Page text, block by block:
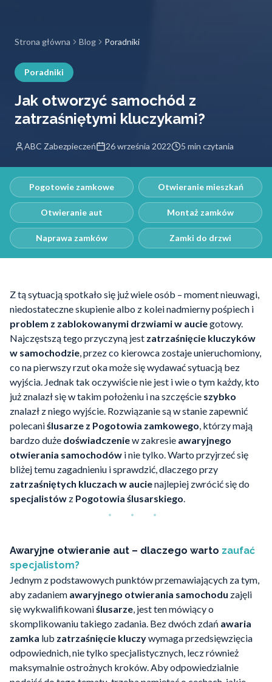
Strona główna Blog Poradniki
Poradniki
Jak otworzyć samochód z
zatrzaśniętymi kluczykami?
ABC Zabezpieczeń 26 września 2022 5 min czytania
Pogotowie zamkowe Otwieranie mieszkań
Otwieranie aut Montaż zamków
Naprawa zamków Zamki do drzwi
Z tą sytuacją spotkało się już wiele osób – moment nieuwagi,
niedostateczne skupienie albo z kolei nadmierny pośpiech i
problem z zablokowanymi drzwiami w auciegotowy.
Najczęstszą tego przyczyną jest zatrzaśnięcie kluczyków
w samochodzie, przez co kierowca zostaje unieruchomiony,
co na pierwszy rzut oka może się wydawać sytuacją bez
wyjścia. Jednak tak oczywiście nie jest i wie o tym każdy, kto
już znalazł się w takim położeniu i na szczęście szybko
znalazł z niego wyjście. Rozwiązanie są w stanie zapewnić
polecaniślusarze z Pogotowia zamkowego, którzy mają
bardzo duże doświadczeniew zakresie awaryjnego
otwierania samochodów i nie tylko. Warto przyjrzeć się
bliżej temu zagadnieniu i sprawdzić, dlaczego przy
zatrzaśniętych kluczach w aucienajlepiej zwrócić się do
specjalistów z Pogotowia ślusarskiego.
Awaryjne otwieranie aut – dlaczego warto zaufać
specjalistom?
Jednym z podstawowych punktów przemawiających za tym,
aby zadaniem awaryjnego otwierania samochodu zajęli
się wykwalifikowaniślusarze, jest ten mówiący o
skomplikowaniu takiego zadania. Bez dwóch zdań awaria
zamka lub zatrzaśnięcie kluczywymaga przedsięwzięcia
odpowiednich, nie tylko specjalistycznych, lecz również
maksymalnie ostrożnych kroków. Aby odpowiedzialnie